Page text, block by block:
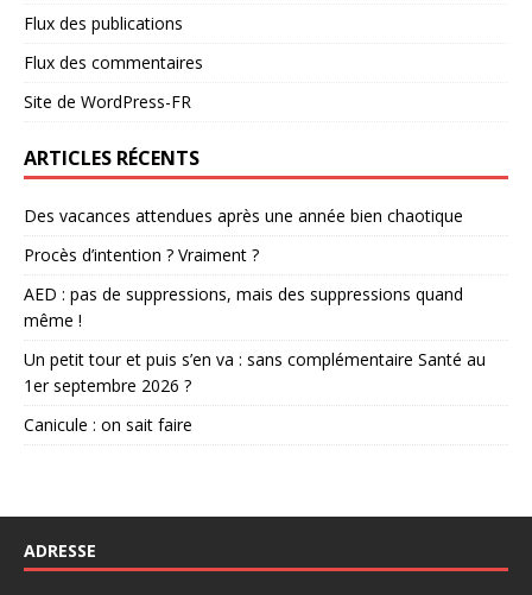
Flux des publications
Flux des commentaires
Site de WordPress-FR
ARTICLES RÉCENTS
Des vacances attendues après une année bien chaotique
Procès d’intention ? Vraiment ?
AED : pas de suppressions, mais des suppressions quand
même !
Un petit tour et puis s’en va : sans complémentaire Santé au
1er septembre 2026 ?
Canicule : on sait faire
ADRESSE